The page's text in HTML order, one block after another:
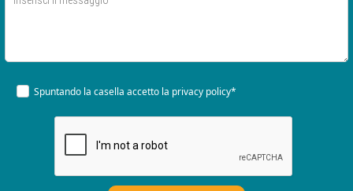
Spuntando la casella accetto la privacy policy*